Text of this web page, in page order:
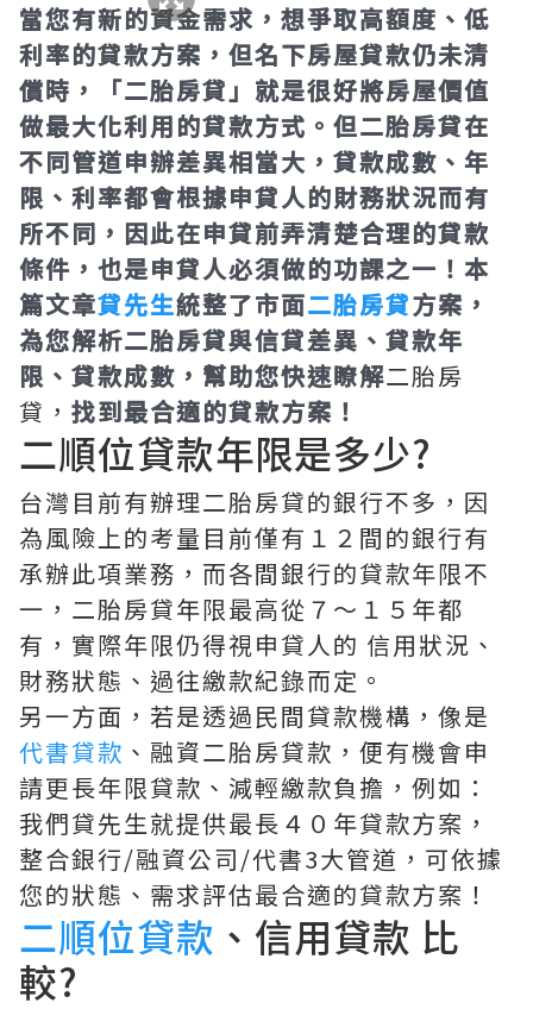
當您有新的資金需求，想爭取高額度、低
利率的貸款方案，但名下房屋貸款仍未清
償時，「二胎房貸」就是很好將房屋價值
做最大化利用的貸款方式。但二胎房貸在
不同管道申辦差異相當大，貸款成數、年
限、利率都會根據申貸人的財務狀況而有
所不同，因此在申貸前弄清楚合理的貸款
條件，也是申貸人必須做的功課之一！本
篇文章貸先生統整了市面二胎房貸方案，
為您解析二胎房貸與信貸差異、貸款年
限、貸款成數，幫助您快速瞭解二胎房
貸， 找到最合適的貸款方案！
二順位貸款年限是多少?
台灣目前有辦理二胎房貸的銀行不多，因
為風險上的考量目前僅有１２間的銀行有
承辦此項業務，而各間銀行的貸款年限不
一，二胎房貸年限最高從７～１５年都
有，實際年限仍得視申貸人的 信用狀況、
財務狀態、過往繳款紀錄而定。
另一方面，若是透過民間貸款機構，像是
代書貸款 、融資二胎房貸款，便有機會申
請更長年限貸款、減輕繳款負擔，例如：
我們貸先生就提供最長４０年貸款方案，
整合銀行/融資公司/代書3大管道，可依據
您的狀態、需求評估最合適的貸款方案！
二順位貸款 、信用貸款 比
較?